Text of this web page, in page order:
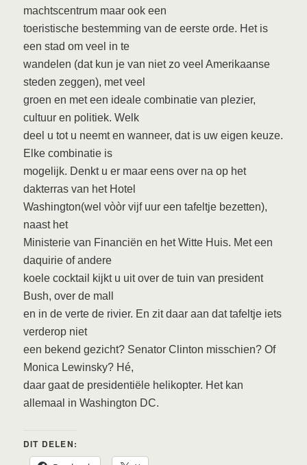
machtscentrum maar ook een
toeristische bestemming van de eerste orde. Het is
een stad om veel in te
wandelen (dat kun je van niet zo veel Amerikaanse
steden zeggen), met veel
groen en met een ideale combinatie van plezier,
cultuur en politiek. Welk
deel u tot u neemt en wanneer, dat is uw eigen keuze.
Elke combinatie is
mogelijk. Denkt u er maar eens over na op het
dakterras van het Hotel
Washington(wel vòòr vijf uur een tafeltje bezetten),
naast het
Ministerie van Financiën en het Witte Huis. Met een
daquirie of andere
koele cocktail kijkt u uit over de tuin van president
Bush, over de mall
en in de verte de rivier. En zit daar aan dat tafeltje iets
verderop niet
een bekend gezicht? Senator Clinton misschien? Of
Monica Lewinsky? Hé,
daar gaat de presidentiële helikopter. Het kan
allemaal in Washington DC.
DIT DELEN: